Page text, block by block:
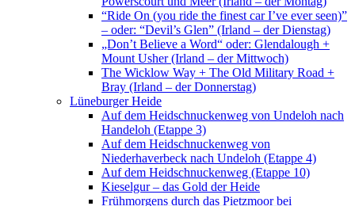
“Ride On (you ride the finest car I’ve ever seen)”
– oder: “Devil’s Glen” (Irland – der Dienstag)
„Don’t Believe a Word“ oder: Glendalough +
Mount Usher (Irland – der Mittwoch)
The Wicklow Way + The Old Military Road +
Bray (Irland – der Donnerstag)
Lüneburger Heide
Auf dem Heidschnuckenweg von Undeloh nach
Handeloh (Etappe 3)
Auf dem Heidschnuckenweg von
Niederhaverbeck nach Undeloh (Etappe 4)
Auf dem Heidschnuckenweg (Etappe 10)
Kieselgur – das Gold der Heide
Frühmorgens durch das Pietzmoor bei